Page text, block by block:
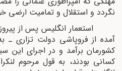
نگردد و استقلال و تمامیت ارضى
استعمار انگلیس پس از
آمده از فروپاشى دولت تزارى
کشورمان برآمد و در اجراى این
کسانى بودند، به قول مرحوم